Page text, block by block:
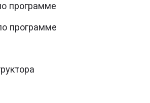
программе
программе